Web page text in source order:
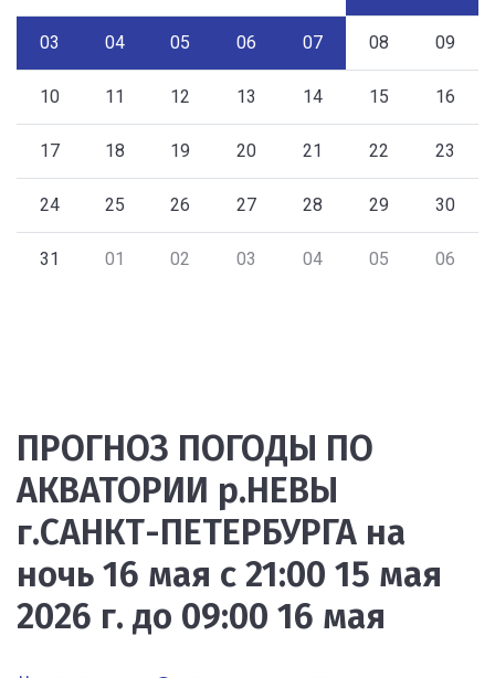
03 04 05 06 07 08 09
10 11 12 13 14 15 16
17 18 19 20 21 22 23
24 25 26 27 28 29 30
31 01 02 03 04 05 06
ПРОГНОЗ ПОГОДЫ ПО
АКВАТОРИИ р.НЕВЫ
г.САНКТ-ПЕТЕРБУРГА на
ночь 16 мая с 21:00 15 мая
2026 г. до 09:00 16 мая